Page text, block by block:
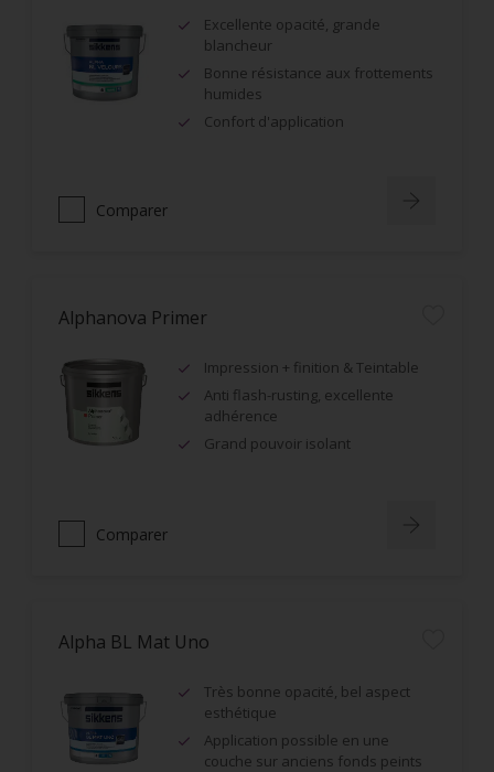
Excellente opacité, grande
blancheur
Bonne résistance aux frottements
humides
Confort d'application
Comparer
Alphanova Primer
Impression + finition & Teintable
Anti flash-rusting, excellente
adhérence
Grand pouvoir isolant
Comparer
Alpha BL Mat Uno
Très bonne opacité, bel aspect
esthétique
Application possible en une
couche sur anciens fonds peints